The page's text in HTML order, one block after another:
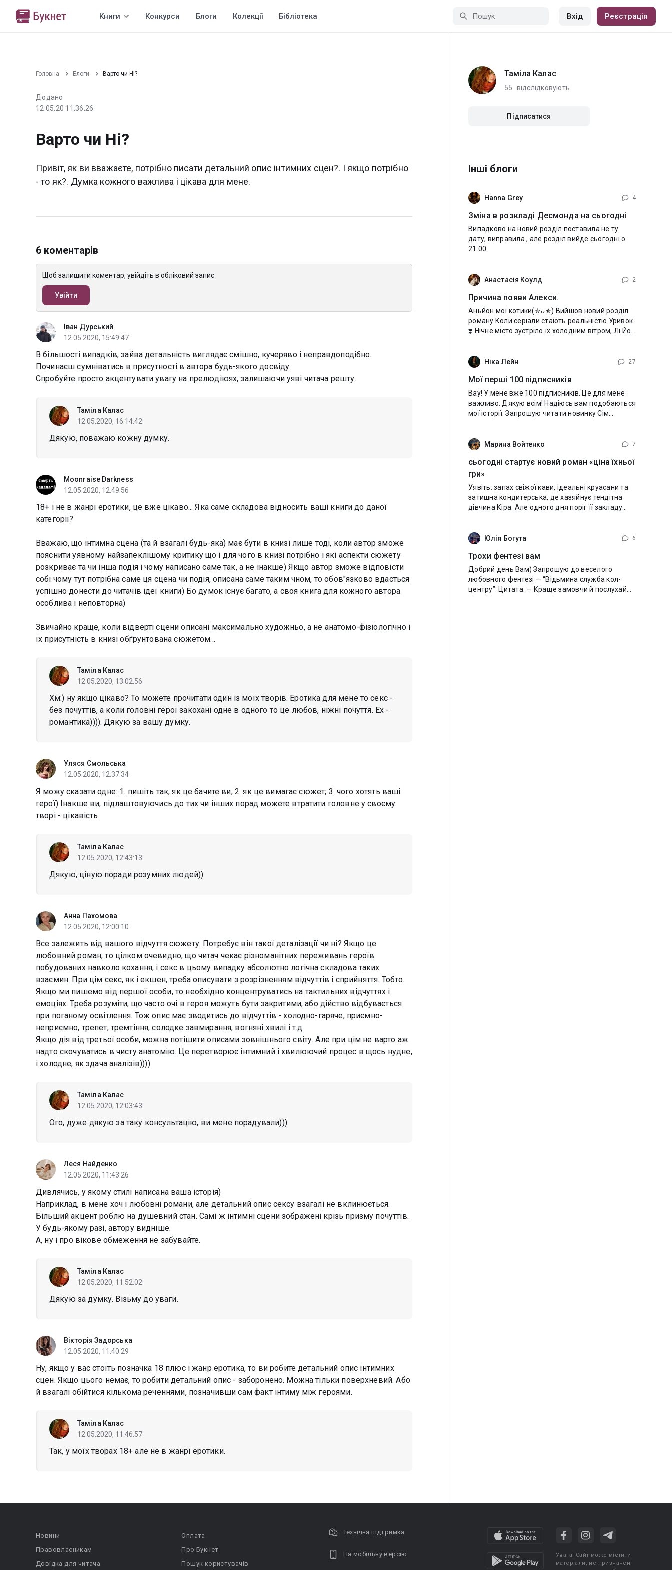
Книги Конкурси Блоги Колекції Бібліотека Вхід Реєстрація
Головна Блоги Варто чи Ні?
Додано
12.05.20 11:36:26
Варто чи Ні?
Привіт, як ви вважаєте, потрібно писати детальний опис інтимних сцен?. І якщо потрібно
- то як?. Думка кожного важлива і цікава для мене.
6 коментарів
Щоб залишити коментар, увійдіть в обліковий запис
Увійти
Іван Дурський
12.05.2020, 15:49:47
В більшості випадків, зайва детальність виглядає смішно, кучеряво і неправдоподібно.
Починаєш сумніватись в присутності в автора будь-якого досвіду.
Спробуйте просто акцентувати увагу на прелюдіюях, залишаючи уяві читача решту.
Таміла Калас
12.05.2020, 16:14:42
Дякую, поважаю кожну думку.
Moonraise Darkness
12.05.2020, 12:49:56
18+ і не в жанрі еротики, це вже цікаво... Яка саме складова відносить ваші книги до даної
категорії?
Вважаю, що інтимна сцена (та й взагалі будь-яка) має бути в книзі лише тоді, коли автор зможе
пояснити уявному найзапеклішому критику що і для чого в книзі потрібно і які аспекти сюжету
розкриває та чи інша подія і чому написано саме так, а не інакше) Якщо автор зможе відповісти
собі чому тут потрібна саме ця сцена чи подія, описана саме таким чном, то обов"язково вдасться
успішно донести до читачів ідеї книги) Бо думок існує багато, а своя книга для кожного автора
особлива і неповторна)
Звичайно краще, коли відверті сцени описані максимально художньо, а не анатомо-фізіологічно і
їх присутність в книзі обґрунтована сюжетом...
Таміла Калас
12.05.2020, 13:02:56
Хм:) ну якщо цікаво? То можете прочитати один із моїх творів. Еротика для мене то секс -
без почуттів, а коли головні герої закохані одне в одного то це любов, ніжні почуття. Ех -
романтика)))). Дякую за вашу думку.
Уляся Смольська
12.05.2020, 12:37:34
Я можу сказати одне: 1. пишіть так, як це бачите ви; 2. як це вимагає сюжет; 3. чого хотять ваші
герої) Інакше ви, підлаштовуючись до тих чи інших порад можете втратити головне у своєму
творі - цікавість.
Таміла Калас
12.05.2020, 12:43:13
Дякую, ціную поради розумних людей))
Анна Пахомова
12.05.2020, 12:00:10
Все залежить від вашого відчуття сюжету. Потребує він такої деталізації чи ні? Якщо це
любовний роман, то цілком очевидно, що читач чекає різноманітних переживань героїв.
побудованих навколо кохання, і секс в цьому випадку абсолютно логічна складова таких
взаємин. При цім секс, як і екшен, треба описувати з розрізненням відчуттів і сприйняття. Тобто.
Якщо ми пишемо від першої особи, то необхідно концентруватись на тактильних відчуттях і
емоціях. Треба розуміти, що часто очі в героя можуть бути закритими, або дійство відбувається
при поганому освітлення. Тож опис має зводитись до відчуттів - холодно-гаряче, приємно-
неприємно, трепет, тремтіння, солодке завмирання, вогняні хвилі і т.д.
Якщо дія від третьої особи, можна потішити описами зовнішнього світу. Але при цім не варто аж
надто скочуватись в чисту анатомію. Це перетворює інтимний і хвилюючий процес в щось нудне,
і холодне, як здача аналізів))))
Таміла Калас
12.05.2020, 12:03:43
Ого, дуже дякую за таку консультацію, ви мене порадували)))
Леся Найденко
12.05.2020, 11:43:26
Дивлячись, у якому стилі написана ваша історія)
Наприклад, в мене хоч і любовні романи, але детальний опис сексу взагалі не вклинюється.
Більший акцент роблю на душевний стан. Самі ж інтимні сцени зображені крізь призму почуттів.
У будь-якому разі, автору видніше.
А, ну і про вікове обмеження не забувайте.
Таміла Калас
12.05.2020, 11:52:02
Дякую за думку. Візьму до уваги.
Вікторія Задорська
12.05.2020, 11:40:29
Ну, якщо у вас стоїть позначка 18 плюс і жанр еротика, то ви робите детальний опис інтимних
сцен. Якщо цього немає, то робити детальний опис - заборонено. Можна тільки поверхневий. Або
й взагалі обійтися кількома реченнями, позначивши сам факт інтиму між героями.
Таміла Калас
12.05.2020, 11:46:57
Так, у моїх творах 18+ але не в жанрі еротики.
Таміла Калас
55 відслідковують
Підписатися
Інші блоги
Hanna Grey 4
Зміна в розкладі Десмонда на сьогодні
Випадково на новий розділ поставила не ту
дату, виправила , але розділ вийде сьогодні о
21.00
Анастасія Коулд 2
Причина появи Алекси.
Аньйон мої котики(⁠✯⁠ᴗ⁠✯⁠) Вийшов новий розділ
роману Коли серіали стають реальністю Уривок
❣️ Нічне місто зустріло їх холодним вітром, Лі Йон
Ніка Лейн
27
Мої перші 100 підписників
Вау! У мене вже 100 підписників. Це для мене
важливо. Дякую всім! Надіюсь вам подобаються
мої історії. Запрошую читати новинку Сім
Марина Войтенко
7
сьогодні стартує новий роман «ціна їхньої
гри»
Уявіть: запах свіжої кави, ідеальні круасани та
затишна кондитерська, де хазяйнує тендітна
дівчина Кіра. Але одного дня поріг її закладу
Юлія Богута
6
Трохи фентезі вам
Добрий день Вам) Запрошую до веселого
любовного фентезі — “Відьмина служба кол-
центру”. Цитата: — Краще замовчи й послухай
Новини
Правовласникам
Довідка для читача
Оплата
Про Букнет
Пошук користувачів
Технічна підтримка
На мобільну версію
Увага! Сайт може містити
матеріали, не призначені